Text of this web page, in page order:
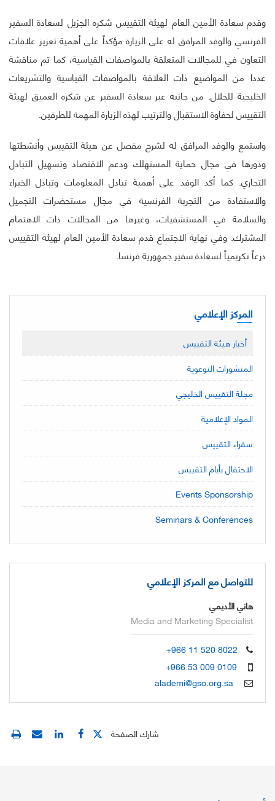
وقدم سعادة الأمين العام لهيئة التقييس شكره الجزيل لسعادة السفير
الفرنسي والوفد المرافق له على الزيارة مؤكداً على أهمية تعزيز علاقات
التعاون في للمجالات المتعلقة بالمواصفات القياسية، كما تم مناقشة
عددا من المواضيع ذات العلاقة بالمواصفات القياسية والتشريعات
الخليجية للحلال. من جانبه عبر سعادة السفير عن شكره العميق لهيئة
التقييس لحفاوة الاستقبال والترتيب لهذه الزيارة المهمة للطرفين.
واستمع والوفد المرافق له لشرح مفصل عن هيئة التقييس وأنشطتها
ودورها في مجال حماية المستهلك ودعم الاقتصاد وتسهيل التبادل
التجاري. كما أكد الوفد على أهمية تبادل المعلومات وتبادل الخبراء
والاستفادة من التجربة الفرنسية في مجال مستحضرات التجميل
والسلامة في المستشفيات، وغيرها من المجالات ذات الاهتمام
المشترك. وفي نهاية الاجتماع قدم سعادة الأمين العام لهيئة التقييس
درعاً تكريمياً لسعادة سفير جمهورية فرنسا.
المركز الإعلامي
أخبار هيئة التقييس
المنشورات التوعوية
مجلة التقييس الخليجي
المواد الإعلامية
سفراء التقييس
الاحتفال بأيام التقييس
Events Sponsorship
Seminars & Conferences
للتواصل مع المركز الإعلامي
هاني الأديمي
Media and Marketing Specialist
+966 11 520 8022
+966 53 009 0109
alademi@gso.org.sa
شارك الصفحة